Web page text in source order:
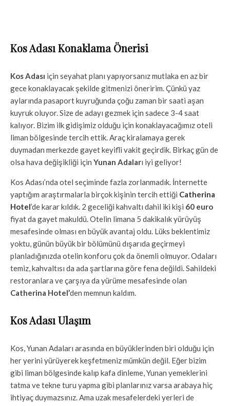
Kos Adası Konaklama Önerisi
Kos Adası için seyahat planı yapıyorsanız mutlaka en az bir
gece konaklayacak şekilde gitmenizi öneririm. Çünkü yaz
aylarında pasaport kuyruğunda çoğu zaman bir saati aşan
kuyruk oluyor. Size de adayı gezmek için sadece 3-4 saat
kalıyor. Bizim ilk gidişimiz olduğu için konaklayacağımız oteli
liman bölgesinde tercih ettik. Araç kiralamaya gerek
duymadan merkezde gayet keyifli vakit geçirdik. Birkaç gün de
olsa hava değişikliği için Yunan Adaları iyi geliyor!
Kos Adası’nda otel seçiminde fazla zorlanmadık. İnternette
yaptığım araştırmalarla birçok kişinin tercih ettiği Catherina
Hotel’de karar kıldık. 2 geceliği kahvaltı dahil iki kişi 60 euro
fiyat da gayet makuldü. Otelin limana 5 dakikalık yürüyüş
mesafesinde olması en büyük avantaj oldu. Lüks beklentimiz
yoktu, günün büyük bir bölümünü dışarıda geçirmeyi
planladığınızda otelin konforu çok da önemli olmuyor. Odaları
temiz, kahvaltısı da ada şartlarına göre fena değildi. Sahildeki
restoranlara ve çarşıya da yürüme mesafesinde olan
Catherina Hotel’den memnun kaldım.
Kos Adası Ulaşım
Kos, Yunan Adaları arasında en büyüklerinden biri olduğu için
her yerini yürüyerek keşfetmeniz mümkün değil. Eğer bizim
gibi liman bölgesinde kalıp kafa dinleme, Yunan yemeklerini
tatma ve tekne turu yapma gibi planlarınız varsa arabaya hiç
ihtiyaç duymazsınız. Ama uzak mesafelerdeki yerleri de